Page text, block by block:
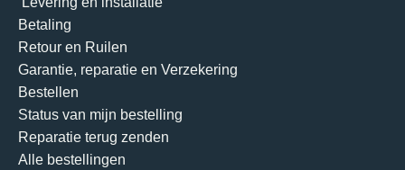
Betaling
Retour en Ruilen
Garantie, reparatie en Verzekering
Bestellen
Status van mijn bestelling
Reparatie terug zenden
Alle bestellingen